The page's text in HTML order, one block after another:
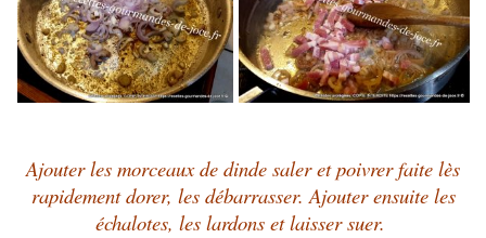
Ajouter les morceaux de dinde saler et poivrer faite lès
rapidement dorer, les débarrasser. Ajouter ensuite les
échalotes, les lardons et laisser suer.